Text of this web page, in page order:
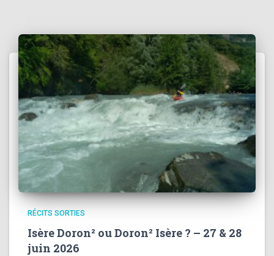
RÉCITS SORTIES
Isère Doron² ou Doron² Isère ? – 27 & 28
juin 2026